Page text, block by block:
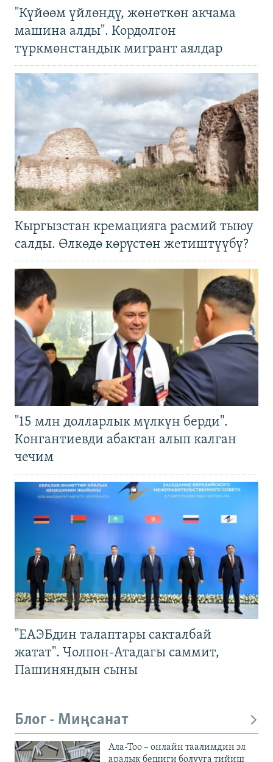
"Күйөөм үйлөндү, жөнөткөн акчама
машина алды". Кордолгон
түркмөнстандык мигрант аялдар
Кыргызстан кремацияга расмий тыюу
салды. Өлкөдө көрүстөн жетиштүүбү?
"15 млн долларлык мүлкүн берди".
Конгантиевди абактан алып калган
чечим
"ЕАЭБдин талаптары сакталбай
жатат". Чолпон-Атадагы саммит,
Пашиняндын сыны
Блог - Миңсанат
Ала-Тоо – онлайн таалимдин эл
аралык бешиги болууга тийиш